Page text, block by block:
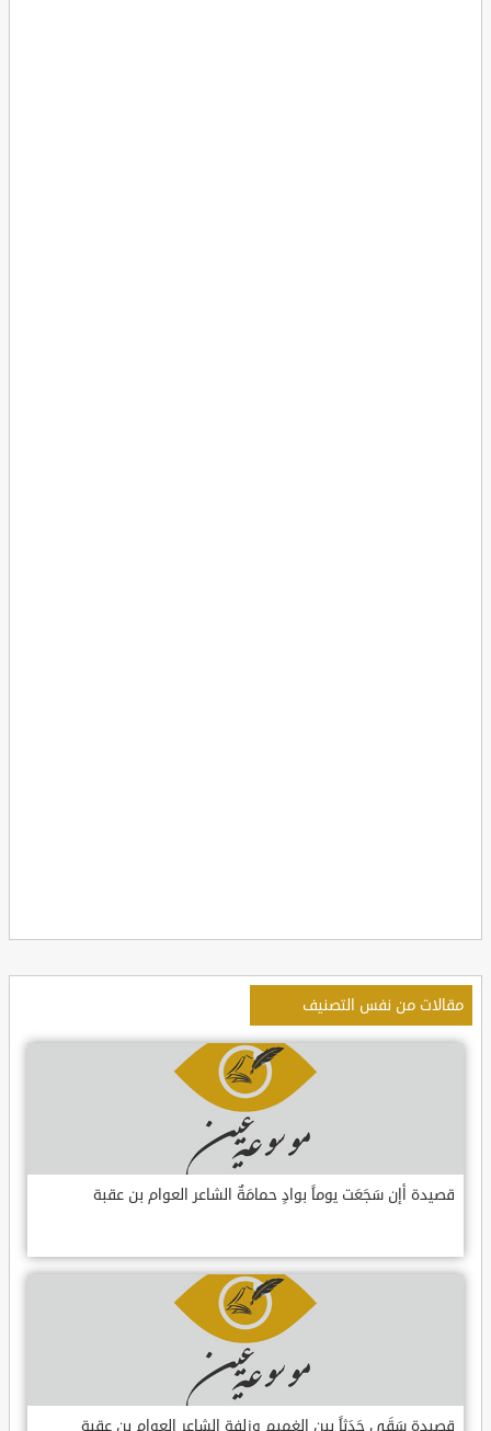
مقالات من نفس التصنيف
قصيدة أإن سَجَعَت يوماً بوادٍ حمامَةٌ الشاعر العوام بن عقبة
قصيدة سَقَى جَدَثاً بين الغميم وزلفةٍ الشاعر العوام بن عقبة